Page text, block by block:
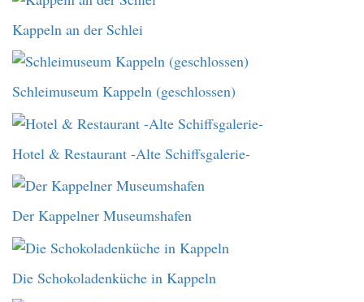
Kappeln an der Schlei
Schleimuseum Kappeln (geschlossen)
Hotel & Restaurant -Alte Schiffsgalerie-
Der Kappelner Museumshafen
Die Schokoladenküche in Kappeln